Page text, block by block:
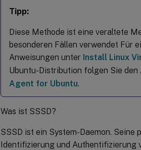
Tipp:
Diese Methode ist eine veraltete
besonderen Fällen verwendet Für
Anweisungen unter Install Linux
Ubuntu-Distribution folgen Sie den
Agent for Ubuntu.
Was ist SSSD?
SSSD ist ein System-Daemon.
Identifizierung und Authentifizierung